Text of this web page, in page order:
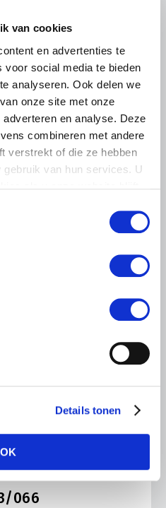
van cookies
en advertenties te
voor social media te bieden
analyseren. Ook delen we
onze site met onze
en analyse. Deze
combineren met andere
verstrekt of die ze hebben
van hun services. U
Details tonen
OK
meer aandacht
paarden
meer aandacht van
van hittestress is geen
066